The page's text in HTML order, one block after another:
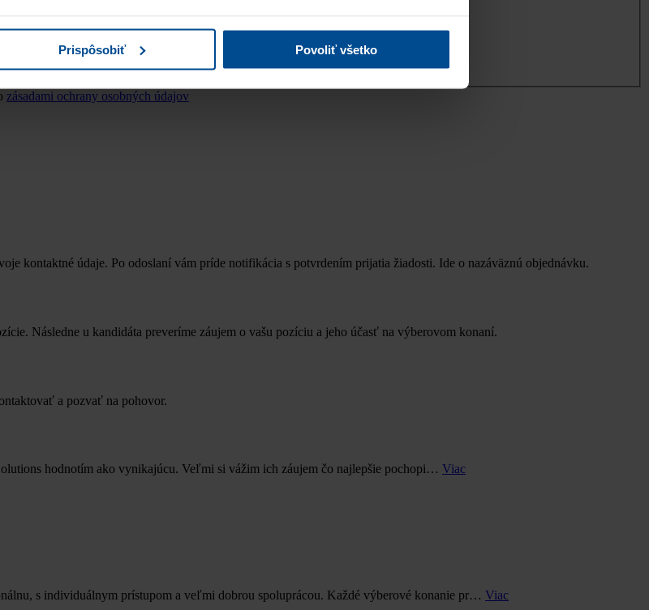
Prispôsobiť Povoliť všetko
zásadami ochrany osobných údajov
kontaktné údaje. Po odoslaní vám príde notifikácia s potvrdením prijatia žiadosti. Ide o nazáväznú objednávku.
Následne u kandidáta preveríme záujem o vašu pozíciu a jeho účasť na výberovom konaní.
a pozvať na pohovor.
hodnotím ako vynikajúcu. Veľmi si vážim ich záujem čo najlepšie pochopi… Viac
s individuálnym prístupom a veľmi dobrou spoluprácou. Každé výberové konanie pr… Viac